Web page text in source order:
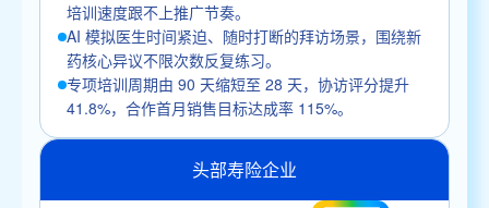
培训速度跟不上推广节奏。
AI 模拟医生时间紧迫、随时打断的拜访场景，围绕新
药核心异议不限次数反复练习。
专项培训周期由 90 天缩短至 28 天，协访评分提升
41.8%，合作首月销售目标达成率 115%。
头部寿险企业